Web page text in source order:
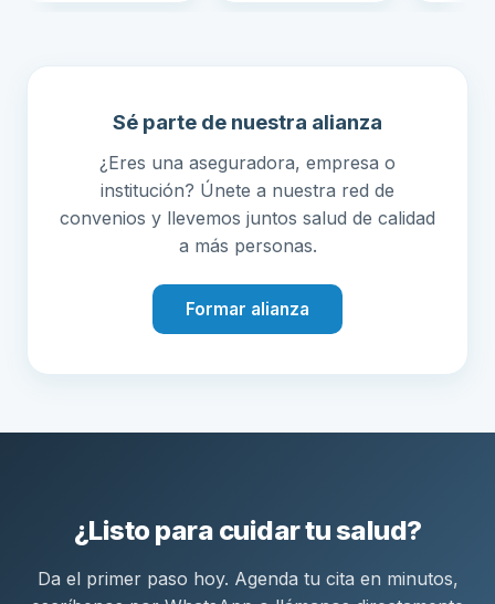
Sé parte de nuestra alianza
¿Eres una aseguradora, empresa o
institución? Únete a nuestra red de
convenios y llevemos juntos salud de calidad
a más personas.
Formar alianza
¿Listo para cuidar tu salud?
Da el primer paso hoy. Agenda tu cita en minutos,